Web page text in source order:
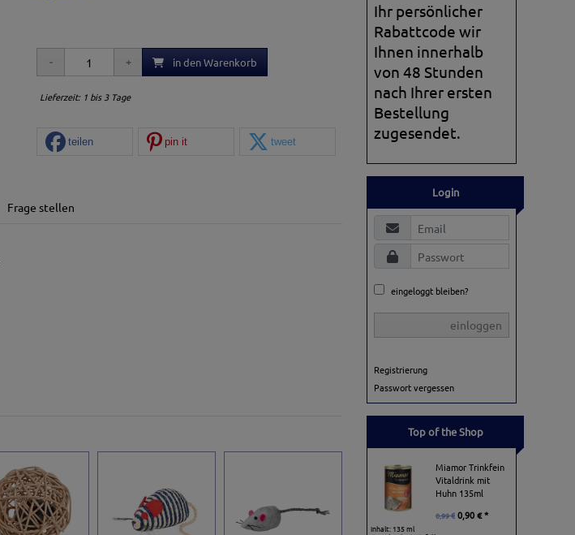
in den Warenkorb
Lieferzeit: 1 bis 3 Tage
teilen pin it tweet
Frage stellen
Ihr persönlicher
Rabattcode wir
Ihnen innerhalb
von 48 Stunden
nach Ihrer ersten
Bestellung
zugesendet.
Login
eingeloggt bleiben?
einloggen
Registrierung
Passwort vergessen
Top of the Shop
Miamor Trinkfein
Vitaldrink mit
Huhn 135ml
0,99 € 0,90 € *
Inhalt: 135 ml